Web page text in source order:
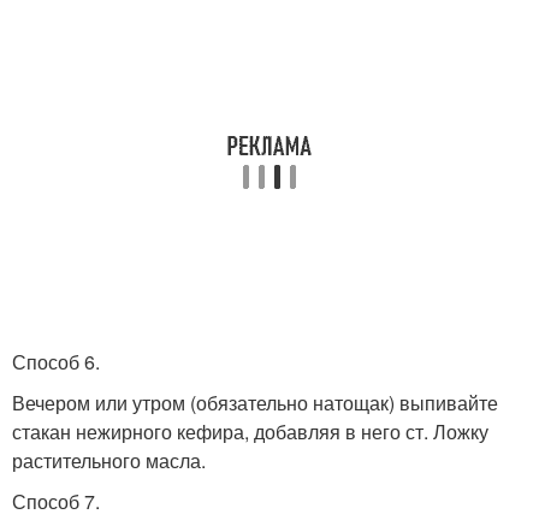
Способ 6.
Вечером или утром (обязательно натощак) выпивайте
стакан нежирного кефира, добавляя в него ст. Ложку
растительного масла.
Способ 7.